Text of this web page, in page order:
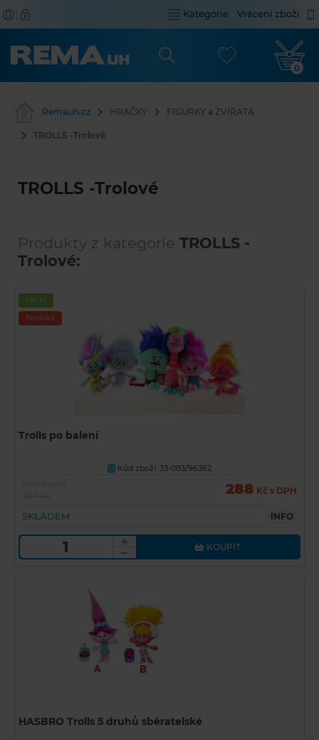
Kategorie Vrácení zboží
0
Remauh.cz HRAČKY FIGURKY a ZVÍŘATA
TROLLS -Trolové
TROLLS -Trolové
Produkty z kategorie TROLLS -
Trolové:
Akční
Novinka
Trolls po balení
U
Kód zboží: 33-083/96362
288 Kč s DPH
SKLADEM INFO
KOUPIT
HASBRO Trolls 5 druhů sběratelské